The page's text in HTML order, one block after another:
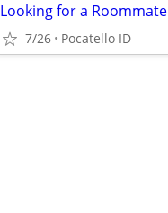
Looking for a Roommate
7/26 Pocatello ID